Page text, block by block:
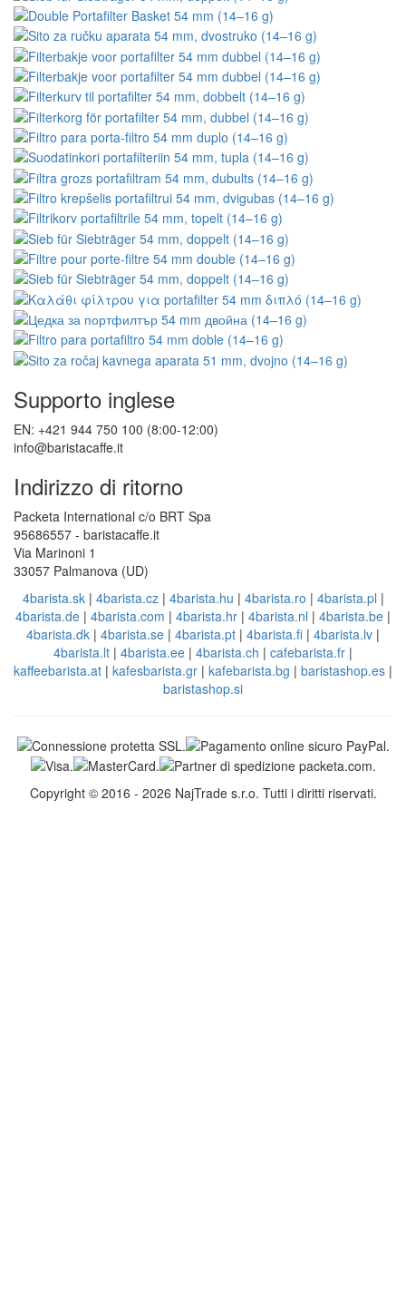
Supporto inglese
EN: +421 944 750 100 (8:00-12:00)
info@baristacaffe.it
Indirizzo di ritorno
Packeta International c/o BRT Spa
95686557 - baristacaffe.it
Via Marinoni 1
33057 Palmanova (UD)
4barista.sk| 4barista.cz| 4barista.hu | 4barista.ro | 4barista.pl |
4barista.de | 4barista.com | 4barista.hr | 4barista.nl | 4barista.be |
4barista.dk | 4barista.se | 4barista.pt | 4barista.fi | 4barista.lv |
4barista.lt | 4barista.ee | 4barista.ch | cafebarista.fr |
kaffeebarista.at | kafesbarista.gr | kafebarista.bg | baristashop.es |
baristashop.si
Copyright © 2016 - 2026 NajTrade s.r.o. Tutti i diritti riservati.